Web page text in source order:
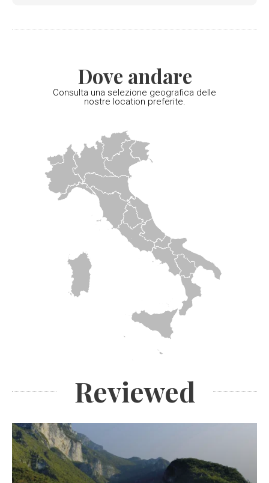
Dove andare
Consulta una selezione geografica delle
nostre location preferite.
Reviewed